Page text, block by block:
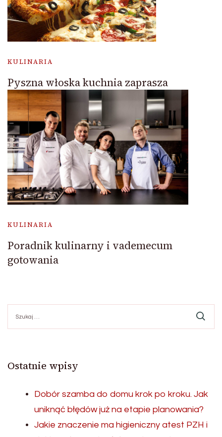
KULINARIA
Pyszna włoska kuchnia zaprasza
KULINARIA
Poradnik kulinarny i vademecum
gotowania
Ostatnie wpisy
Dobór szamba do domu krok po kroku. Jak
uniknąć błędów już na etapie planowania?
Jakie znaczenie ma higieniczny atest PZH i